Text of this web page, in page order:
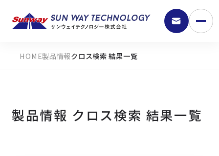
製品情報クロス検索 結果一覧
製品情報 クロス検索 結果一覧